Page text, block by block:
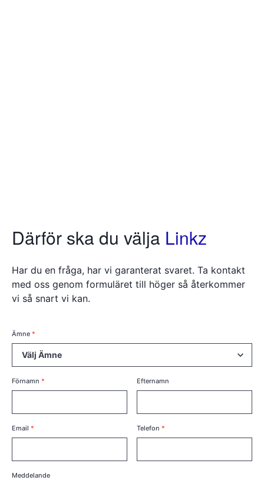
Därför ska du välja Linkz
Har du en fråga, har vi garanterat svaret. Ta kontakt
med oss genom formuläret till höger så återkommer
vi så snart vi kan.
Ämne *
Förnamn * Efternamn
Email * Telefon *
Meddelande